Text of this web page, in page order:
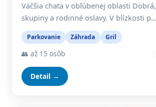
Väčšia chata v obľúbenej oblasti
skupiny a rodinné oslavy. V blízkosti p…
Parkovanie Záhrada Gril
👥 až 15 osôb
Detail →